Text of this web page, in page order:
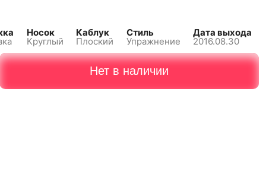
Носок
Круглый
Каблук
Плоский
Стиль
Упражнение
Дата выхода
2016.08.30
Нет в наличии